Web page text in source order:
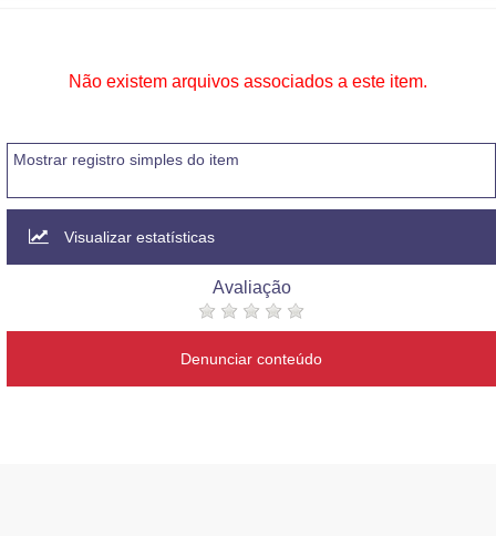
Não existem arquivos associados a este item.
Mostrar registro simples do item
Visualizar estatísticas
Avaliação
Denunciar conteúdo